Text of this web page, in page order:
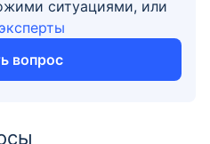
ситуациями, или
вопрос